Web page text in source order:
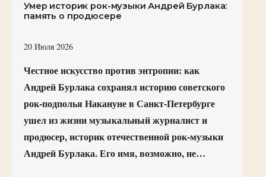
Умер историк рок-музыки Андрей Бурлака:
память о продюсере
20 Июля 2026
Честное искусство против энтропии: как
Андрей Бурлака сохранял историю советского
рок-подполья Накануне в Санкт-Петербурге
ушел из жизни музыкальный журналист и
продюсер, историк отечественной рок-музыки
Андрей Бурлака. Его имя, возможно, не…